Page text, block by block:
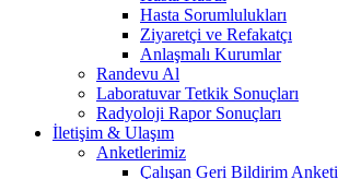
Hasta Sorumlulukları
Ziyaretçi ve Refakatçı
Anlaşmalı Kurumlar
Randevu Al
Laboratuvar Tetkik Sonuçları
Radyoloji Rapor Sonuçları
İletişim & Ulaşım
Anketlerimiz
Çalışan Geri Bildirim Anketi